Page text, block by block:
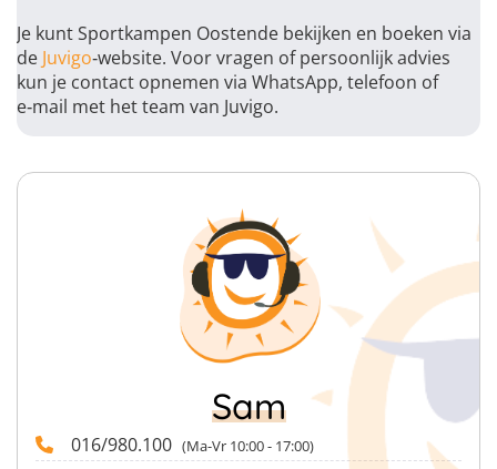
Sam
016/980.100 (Ma-Vr 10:00 - 17:00)
Je kunt Sportkampen Oostende bekijken en boeken via
de Juvigo‑website. Voor vragen of persoonlijk advies
kun je contact opnemen via WhatsApp, telefoon of
e‑mail met het team van Juvigo.